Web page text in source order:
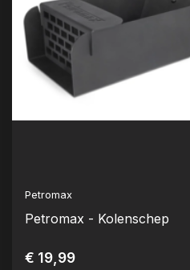
Petromax
Petromax - Kolenschep
€ 19,99